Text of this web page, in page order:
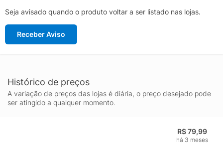
Seja avisado quando o produto voltar a ser listado nas lojas.
Receber Aviso
Histórico de preços
A variação de preços das lojas é diária, o preço desejado pode
ser atingido a qualquer momento.
R$ 79,99
há 3 meses